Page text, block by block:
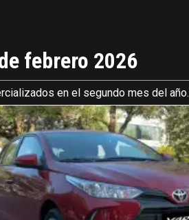
febrero 2026
en el segundo mes del año.